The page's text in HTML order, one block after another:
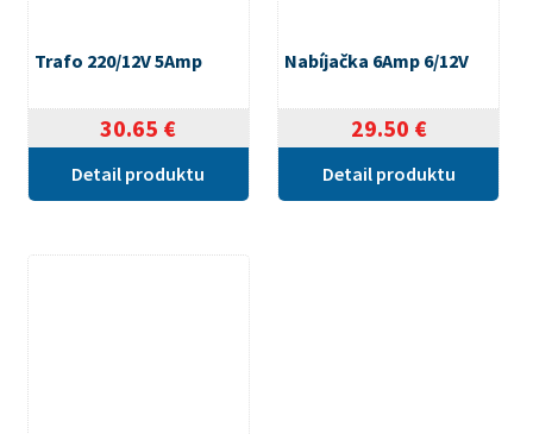
Trafo 220/12V 5Amp
30.65 €
Detail produktu
Nabíjačka 6Amp 6/12V
29.50 €
Detail produktu